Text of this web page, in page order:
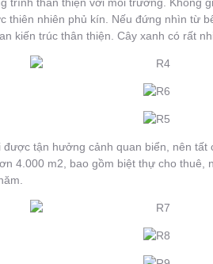
thiên nhiên phủ kín. Nếu đứng nhìn từ
kiến trúc thân thiện. Cây xanh có rất
tận hưởng cảnh quan biển, nên
4.000 m2, bao gồm biệt thự cho